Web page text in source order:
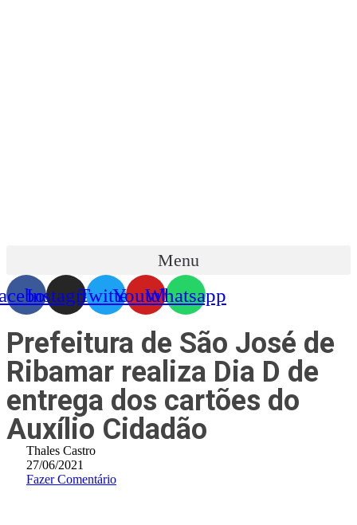
Menu
InstagramTwitterYoutubeWhatsapp
Prefeitura de São José de
Ribamar realiza Dia D de
entrega dos cartões do
Auxílio Cidadão
Thales Castro
27/06/2021
Fazer Comentário